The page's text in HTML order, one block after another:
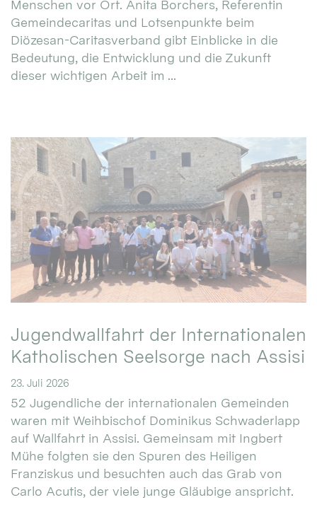
Menschen vor Ort. Anita Borchers, Referentin
Gemeindecaritas und Lotsenpunkte beim
Diözesan-Caritasverband gibt Einblicke in die
Bedeutung, die Entwicklung und die Zukunft
dieser wichtigen Arbeit im ...
Jugendwallfahrt der Internationalen
Katholischen Seelsorge nach Assisi
23. Juli 2026
52 Jugendliche der internationalen Gemeinden
waren mit Weihbischof Dominikus Schwaderlapp
auf Wallfahrt in Assisi. Gemeinsam mit Ingbert
Mühe folgten sie den Spuren des Heiligen
Franziskus und besuchten auch das Grab von
Carlo Acutis, der viele junge Gläubige anspricht.